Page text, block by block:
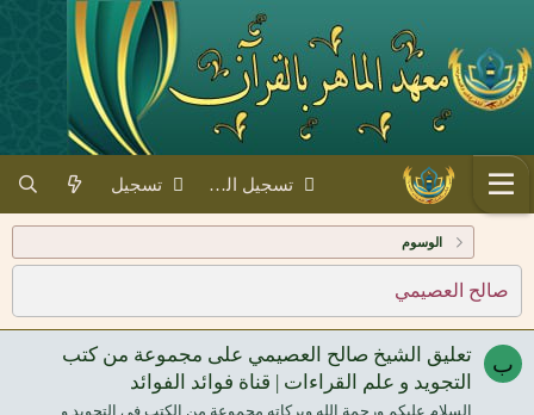
تسجيل الدخول تسجيل
الوسوم
صالح العصيمي
ب
تعليق الشيخ صالح العصيمي على مجموعة من كتب
التجويد و علم القراءات | قناة فوائد الفوائد
السلام عليكم ورحمة الله وبركاته مجموعة من الكتب في التجويد و